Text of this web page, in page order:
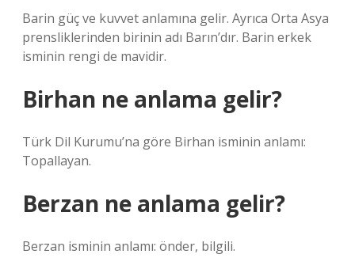
Barin güç ve kuvvet anlamına gelir. Ayrıca Orta Asya
prensliklerinden birinin adı Barın’dır. Barin erkek
isminin rengi de mavidir.
Birhan ne anlama gelir?
Türk Dil Kurumu’na göre Birhan isminin anlamı:
Topallayan.
Berzan ne anlama gelir?
Berzan isminin anlamı: önder, bilgili.